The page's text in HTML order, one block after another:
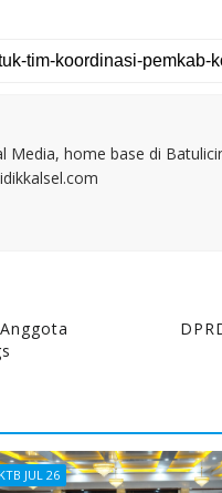
Media, home base di
KTB JUL 26